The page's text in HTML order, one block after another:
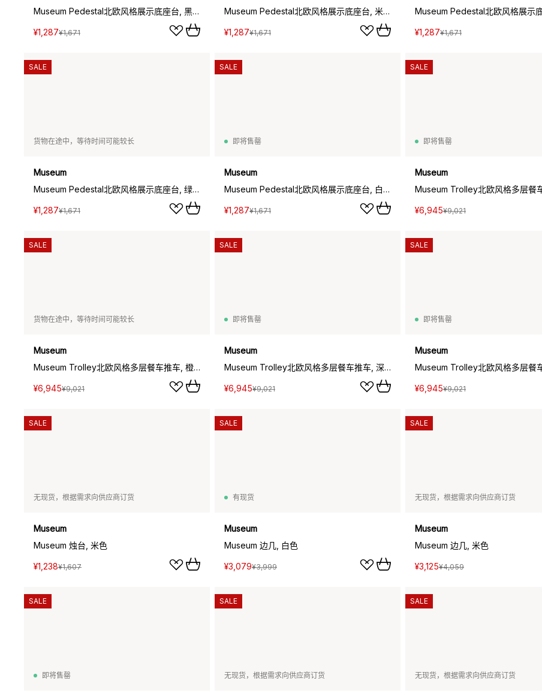
Museum Pedestal北欧风格展示底座台, 黑色_15x15x30cm
¥1,287¥1,671
Museum Pedestal北欧风格展示底座台, 米色_15x15x30cm
¥1,287¥1,671 ¥1,287¥1,671
货物在途中，等待时间可能较长
Museum
Museum Pedestal北欧风格展示底座台, 绿色_15x15x30cm
¥1,287¥1,671
SALE
即将售罄
Museum
Museum Pedestal北欧风格展示底座台, 白色_15x15x30cm
¥1,287¥1,671
SALE
即将售罄
Museum
¥6,945¥9,021
SALE
货物在途中，等待时间可能较长
Museum
Museum Trolley北欧风格多层餐车推车, 橙色_74.5x77.5x24cm
¥6,945¥9,021
SALE
即将售罄
Museum
Museum Trolley北欧风格多层餐车推车, 深棕色_74.5x77.5x24cm
¥6,945¥9,021
SALE
即将售罄
Museum
¥6,945¥9,021
SALE
无现货，根据需求向供应商订货
Museum
Museum 烛台, 米色
¥1,238¥1,607
SALE
有现货
Museum
Museum 边几, 白色
¥3,079¥3,999
SALE
无现货，根据需求向供应商订货
Museum
Museum 边几, 米色
¥3,125¥4,059
SALE
即将售罄
SALE
无现货，根据需求向供应商订货
SALE
无现货，根据需求向供应商订货
SALE